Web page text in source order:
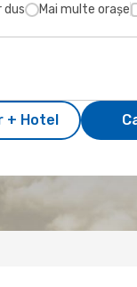
dus Mai multe orașe
+ Hotel